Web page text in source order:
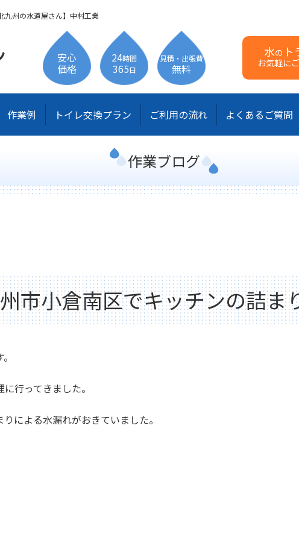
九州の水道屋さん】中村工業
安心
価格
24時間
365日
見積・出張費
無料
水の
お気軽に
作業例 トイレ交換プラン ご利用の流れ よくあるご質問
作業ブログ
市小倉南区でキッチンの詰ま
行ってきました。
による水漏れがおきていました。